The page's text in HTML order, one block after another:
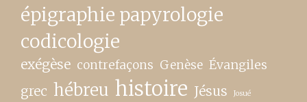
épigraphie papyrologie
codicologie
exégèse contrefaçons Genèse Évangiles
grec hébreu histoire Jésus Josué